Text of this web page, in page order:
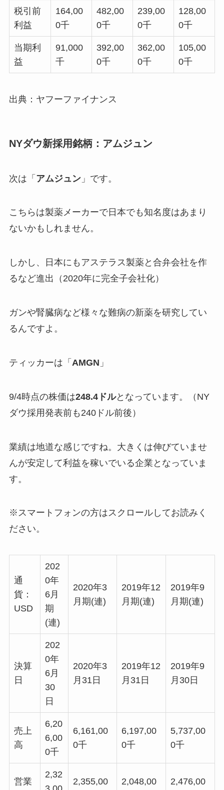
税引前
利益
164,00
0千
482,00
0千
239,00
0千
128,00
0千
当期利
益
91,000
千
392,00
0千
362,00
0千
105,00
0千
出典：ヤフーファイナンス
NYダウ新採用銘柄：アムジュン
次は「 アムジュン」です。
こちらは製薬メーカーで日本でも知名度はあまり
ないかもしれません。
しかし、日本にもアステラス製薬と合弁会社を作
るなど進出（2020年に完全子会社化）
ガンや腎臓病など様々な難病の新薬を研究してい
るんですよ。
ティッカーは「 AMGN 」
9/4時点の株価は248.4ドルとなっています。（NY
ダウ採用発表前も240ドル前後）
業績は地道な感じですね。大きくは伸びていませ
んが安定して利益を稼いでいる企業となっていま
す。
※スマートフォンの方はスクロールしてお読みく
ださい。
通
貨：
USD
202
0年
6月
期
(連)
2020年3
月期(連)
2019年12
月期(連)
2019年9
月期(連)
決算
日
202
0年
6月
30
日
2020年3
月31日
2019年12
月31日
2019年9
月30日
売上
高
6,20
6,00
0千
6,161,00
0千
6,197,00
0千
5,737,00
0千
営業
2,32
2,355,00 2,048,00 2,476,00